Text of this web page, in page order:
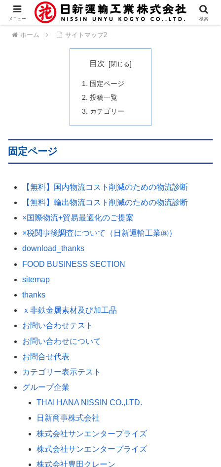
ホーム サイトマップ2
目次
固定ページ
投稿一覧
カテゴリー
固定ページ
【無料】国内物流コスト削減のための物流診断
【無料】輸出物流コスト削減のための物流診断
×国際物流+貿易最適化のご提案
×税関事後調査について（日新運輸工業㈱）
download_thanks
FOOD BUSINESS SECTION
sitemap
thanks
ｘ非鉄金属素材及び加工品
お問い合わせテスト
お問い合わせについて
お問合せ代表
カテゴリー表示テスト
グループ企業
THAI HANA NISSIN CO.,LTD.
日新商事株式会社
株式会社サンエンタープライズ
株式会社サンエンタープライズ
株式会社豊田クレーン
メニュー 検索